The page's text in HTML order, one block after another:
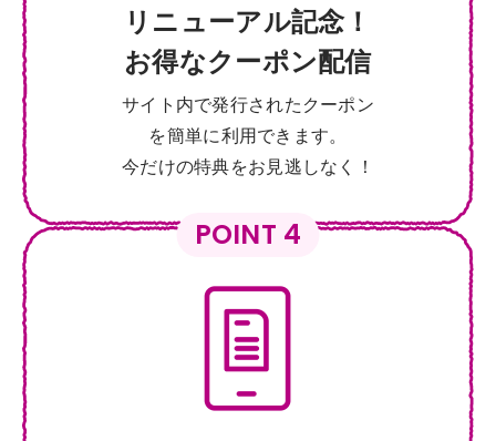
リニューアル記念！
お得なクーポン配信
サイト内で発行されたクーポン
を簡単に利用できます。
今だけの特典をお見逃しなく！
POINT 4